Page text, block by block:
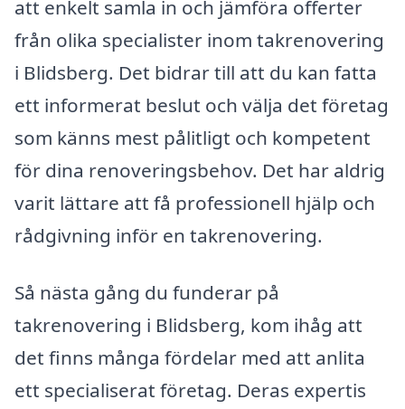
att enkelt samla in och jämföra offerter
från olika specialister inom takrenovering
i Blidsberg. Det bidrar till att du kan fatta
ett informerat beslut och välja det företag
som känns mest pålitligt och kompetent
för dina renoveringsbehov. Det har aldrig
varit lättare att få professionell hjälp och
rådgivning inför en takrenovering.
Så nästa gång du funderar på
takrenovering i Blidsberg, kom ihåg att
det finns många fördelar med att anlita
ett specialiserat företag. Deras expertis